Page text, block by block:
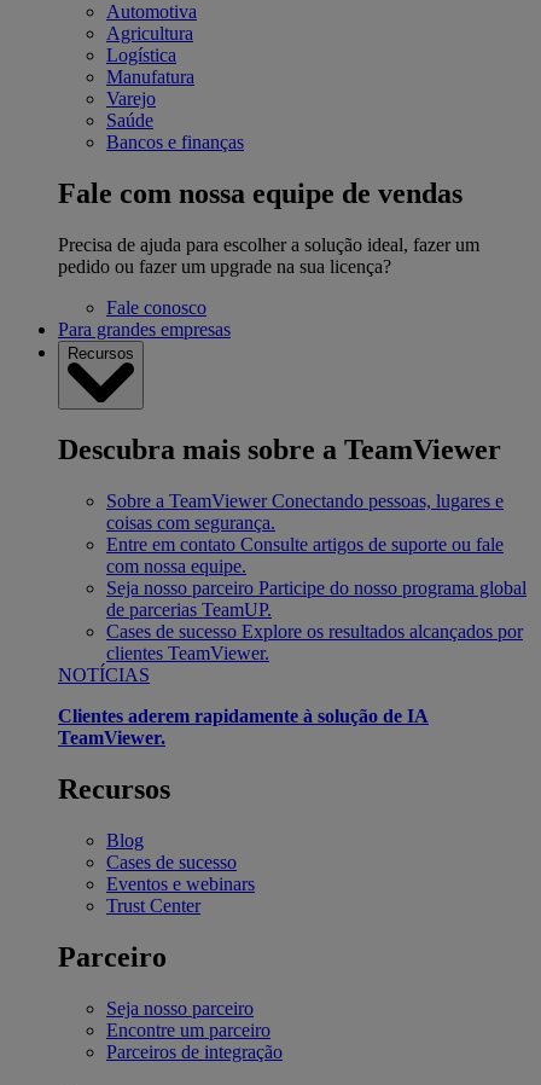
Automotiva
Agricultura
Logística
Manufatura
Varejo
Saúde
Bancos e finanças
Fale com nossa equipe de vendas
Precisa de ajuda para escolher a solução ideal, fazer um
pedido ou fazer um upgrade na sua licença?
Fale conosco
Para grandes empresas
Recursos
Descubra mais sobre a TeamViewer
Sobre a TeamViewer Conectando pessoas, lugares e
coisas com segurança.
Entre em contato Consulte artigos de suporte ou fale
com nossa equipe.
Seja nosso parceiro Participe do nosso programa global
de parcerias TeamUP.
Cases de sucesso Explore os resultados alcançados por
clientes TeamViewer.
NOTÍCIAS
Clientes aderem rapidamente à solução de IA
TeamViewer.
Recursos
Blog
Cases de sucesso
Eventos e webinars
Trust Center
Parceiro
Seja nosso parceiro
Encontre um parceiro
Parceiros de integração